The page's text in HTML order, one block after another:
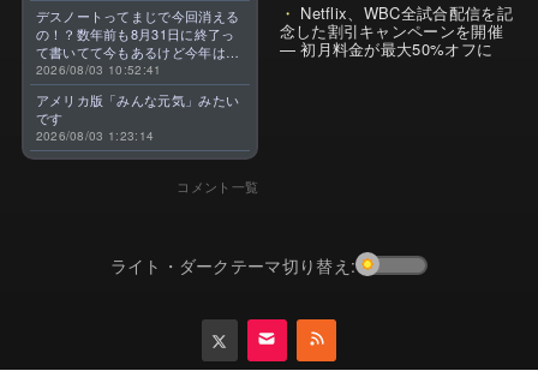
デスノートってまじで今回消える
の！？数年前も8月31日に終了っ
て書いてて今もあるけど今年はま
じのやつ！？よくわからん！！で
きればなくならないでほしい！平
成アニメを振り返らせてくれっ
っ！！！！！！！
2026/08/03 10:52:41
アメリカ版「みんな元気」みたい
です
2026/08/03 1:23:14
コメント一覧
Netflix、WBC全試合配信を記
念した割引キャンペーンを開催
— 初月料金が最大50%オフに
ライト・ダークテーマ切り替え: